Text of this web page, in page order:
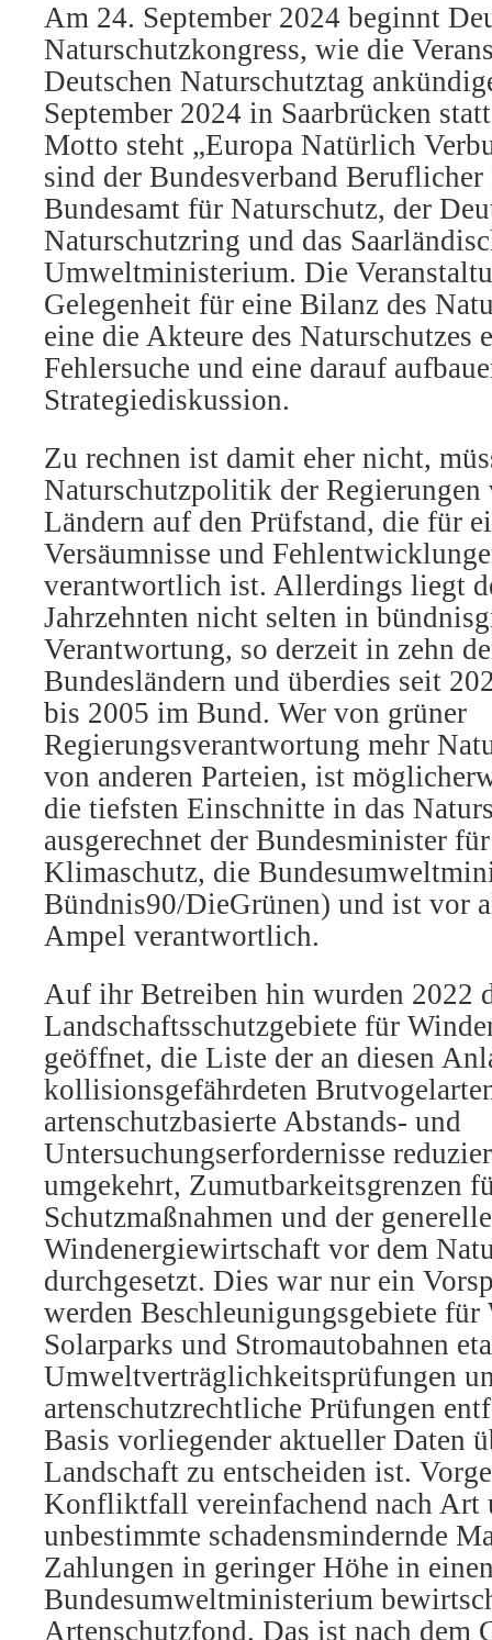
Am 24. September 2024 beginnt
Naturschutzkongress, wie die
Deutschen Naturschutztag
September 2024 in Saarbrücken
Motto steht „Europa Natürlich
sind der Bundesverband Beruflicher
Bundesamt für Naturschutz, der
Naturschutzring und das
Umweltministerium. Die
Gelegenheit für eine Bilanz des
eine die Akteure des Naturschutzes
Fehlersuche und eine darauf
Strategiediskussion.
Zu rechnen ist damit eher nicht,
Naturschutzpolitik der Regierungen
Ländern auf den Prüfstand, die für
Versäumnisse und
verantwortlich ist. Allerdings liegt
Jahrzehnten nicht selten in
Verantwortung, so derzeit in zehn
Bundesländern und überdies seit
bis 2005 im Bund. Wer von grüner
Regierungsverantwortung mehr
von anderen Parteien, ist
die tiefsten Einschnitte in das
ausgerechnet der Bundesminister
Klimaschutz, die
Bündnis90/DieGrünen) und ist vor
Ampel verantwortlich.
Auf ihr Betreiben hin wurden 2022
Landschaftsschutzgebiete für
geöffnet, die Liste der an diesen
kollisionsgefährdeten
artenschutzbasierte Abstands- und
Untersuchungserfordernisse
umgekehrt, Zumutbarkeitsgrenzen
Schutzmaßnahmen und der
Windenergiewirtschaft vor dem
durchgesetzt. Dies war nur ein
werden Beschleunigungsgebiete für
Solarparks und Stromautobahnen
Umweltverträglichkeitsprüfungen
artenschutzrechtliche Prüfungen
Basis vorliegender aktueller Daten
Landschaft zu entscheiden ist.
Konfliktfall vereinfachend nach Art
unbestimmte schadensmindernde
Zahlungen in geringer Höhe in
Bundesumweltministerium
Artenschutzfond. Das ist nach dem